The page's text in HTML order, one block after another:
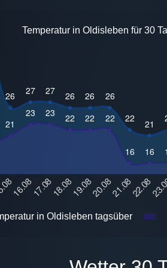
Temperatur in Oldisleben für 30
in Oldisleben tagsüber